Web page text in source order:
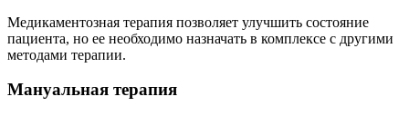
Медикаментозная терапия позволяет улучшить состояние
пациента, но ее необходимо назначать в комплексе с другими
методами терапии.
Мануальная терапия